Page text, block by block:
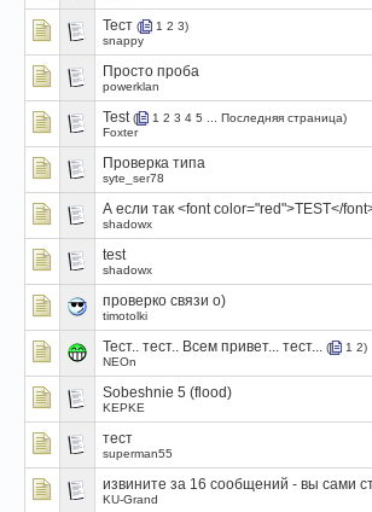
Тест ( 1 2 3)
snappy
Просто проба
powerklan
Test ( 1 2 3 4 5 Последняя страница)
Foxter
Проверка типа
syte_ser78
А если так <font color="red">TEST</
shadowx
test
shadowx
проверко связи о)
timotolki
Тест.. тест.. Всем привет... тест... ( 1 2)
NEOn
Sobeshnie 5 (flood)
KEPKE
тест
superman55
извините за 16 сообщений - вы сами
KU-Grand